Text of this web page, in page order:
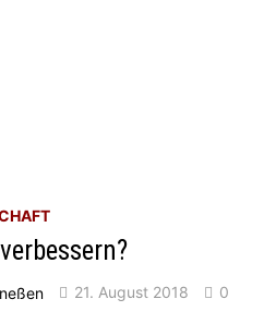
21. August 2018 0